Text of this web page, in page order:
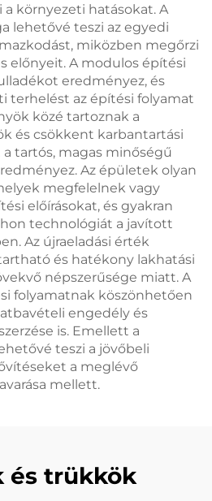
környezeti hatásokat. A
lehetővé teszi az egyedi
miközben megőrzi
előnyeit. A modulos építési
eredményez, és
terhelést az építési folyamat
közé tartoznak a
és csökkent karbantartási
tartós, magas minőségű
Az épületek olyan
megfelelnek vagy
előírásokat, és gyakran
technológiát a javított
Az újraeladási érték
és hatékony lakhatási
népszerűsége miatt. A
folyamatnak köszönhetően
engedély és
is. Emellett a
teszi a jövőbeli
a meglévő
mellett.
és trükkök